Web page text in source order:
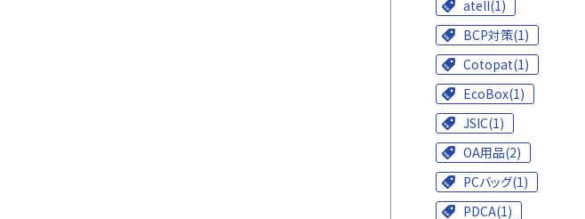
atell(1)
BCP対策(1)
Cotopat(1)
EcoBox(1)
JSIC(1)
OA用品(2)
PCバッグ(1)
PDCA(1)